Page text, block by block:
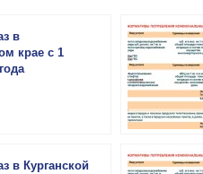
в
крае с 1
в Курганской